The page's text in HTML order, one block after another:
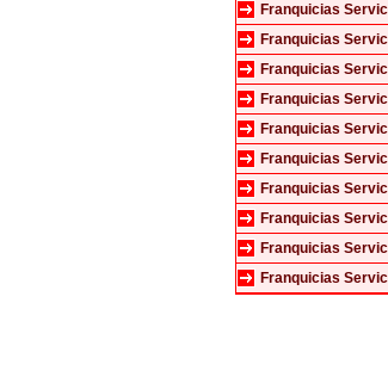
Franquicias
Franquicias
Franquicias
Franquicias
Franquicias
Franquicias
Franquicias
Franquicias
Franquicias
Franquicias